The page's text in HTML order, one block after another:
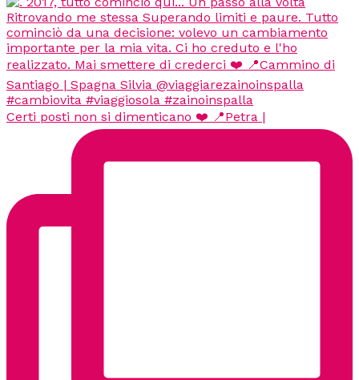
Certi posti non si dimenticano ❤️ 📍Petra |